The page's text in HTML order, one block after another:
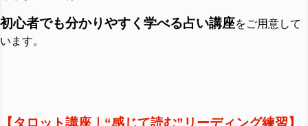
初心者でも分かりやすく学べる占い講座をご用意して
います。
【タロット講座｜“感じて読む”リーディング練習】